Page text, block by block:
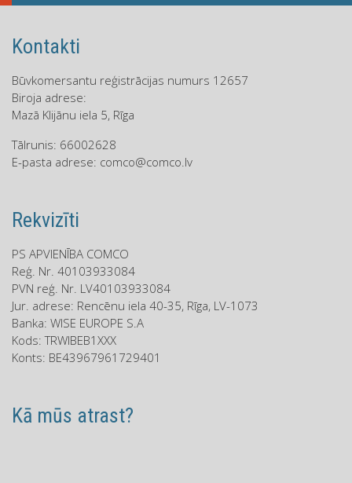
Kontakti
Būvkomersantu reģistrācijas numurs 12657
Biroja adrese:
Mazā Klijānu iela 5, Rīga
Tālrunis: 66002628
E-pasta adrese: comco@comco.lv
Rekvizīti
PS APVIENĪBA COMCO
Reģ. Nr. 40103933084
PVN reģ. Nr. LV40103933084
Jur. adrese: Rencēnu iela 40-35, Rīga, LV-1073
Banka: WISE EUROPE S.A
Kods: TRWIBEB1XXX
Konts: BE43967961729401
Kā mūs atrast?